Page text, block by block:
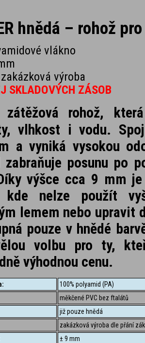
hnědá – rohož
vlákno
výroba
SKLADOVÝCH ZÁSOB
zátěžová rohož,
vlhkost i vodu.
a vyniká vysokou
zabraňuje posunu po
výšce cca 9 mm
kde nelze použít
lemem nebo upravit
pouze v hnědé
volbu pro ty,
výhodnou cenu.
100% polyamid (PA)
měkčené PVC bez ftalátů
již pouze hnědá
zakázková výroba dle přání
± 9 mm